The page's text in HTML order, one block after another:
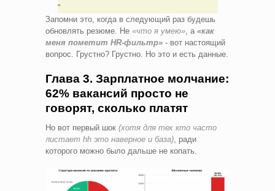
Запомни это, когда в следующий раз будешь
обновлять резюме. Не «что я умею», а «как
меня пометит HR-фильтр» - вот настоящий
вопрос. Грустно? Грустно. Но это и есть данные.
Глава 3. Зарплатное молчание:
62% вакансий просто не
говорят, сколько платят
Но вот первый шок (хотя для тех кто часто
листает hh это наверное и база), ради
которого можно было дальше не копать.